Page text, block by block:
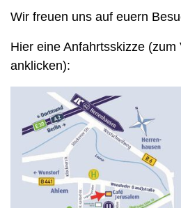
Wir freuen uns auf euern
Hier eine Anfahrtsskizze
anklicken):